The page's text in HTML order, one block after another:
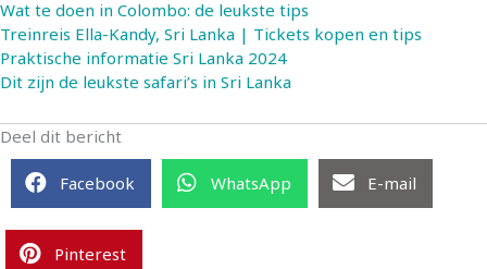
Wat te doen in Colombo: de leukste tips
Treinreis Ella-Kandy, Sri Lanka | Tickets kopen en tips
Praktische informatie Sri Lanka 2024
Dit zijn de leukste safari’s in Sri Lanka
Deel dit bericht
Facebook WhatsApp E-mail
Pinterest